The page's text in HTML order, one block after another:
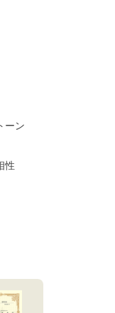
ーン
性